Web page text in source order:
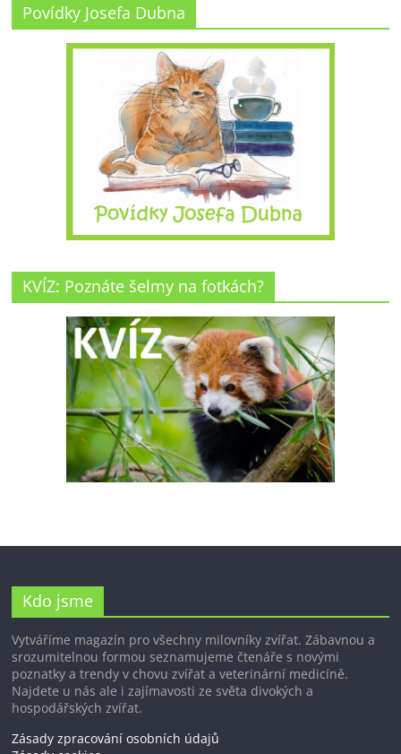
Povídky Josefa Dubna
KVÍZ: Poznáte šelmy na fotkách?
Kdo jsme
Vytváříme magazín pro všechny milovníky zvířat. Zábavnou a
srozumitelnou formou seznamujeme čtenáře s novými
poznatky a trendy v chovu zvířat a veterinární medicíně.
Najdete u nás ale i zajímavosti ze světa divokých a
hospodářských zvířat.
Zásady zpracování osobních údajů